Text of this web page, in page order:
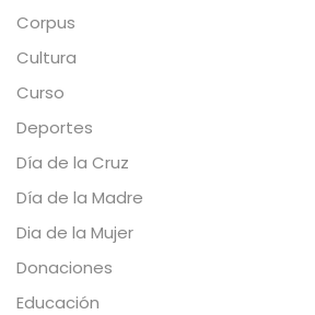
Corpus
Cultura
Curso
Deportes
Día de la Cruz
Día de la Madre
Dia de la Mujer
Donaciones
Educación